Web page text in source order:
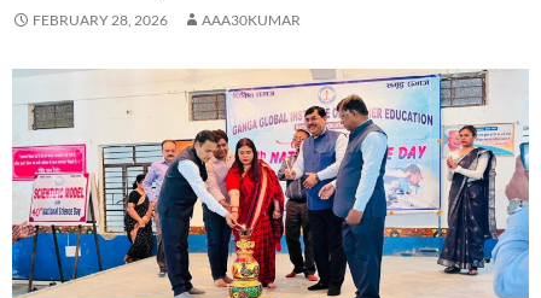
FEBRUARY 28, 2026 AAA30KUMAR